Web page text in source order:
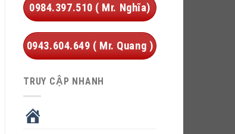
0984.397.510 ( Mr. Nghĩa)
0943.604.649 ( Mr. Quang )
TRUY CẬP NHANH